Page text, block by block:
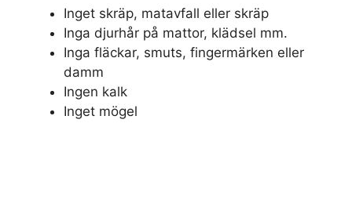
Inget skräp, matavfall eller skräp
Inga djurhår på mattor, klädsel mm.
Inga fläckar, smuts, fingermärken eller
damm
Ingen kalk
Inget mögel